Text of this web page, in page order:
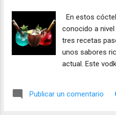
En estos
conocido a
tres recetas
unos sabores
actual. Este
disfrutar de
Publicar un comentario